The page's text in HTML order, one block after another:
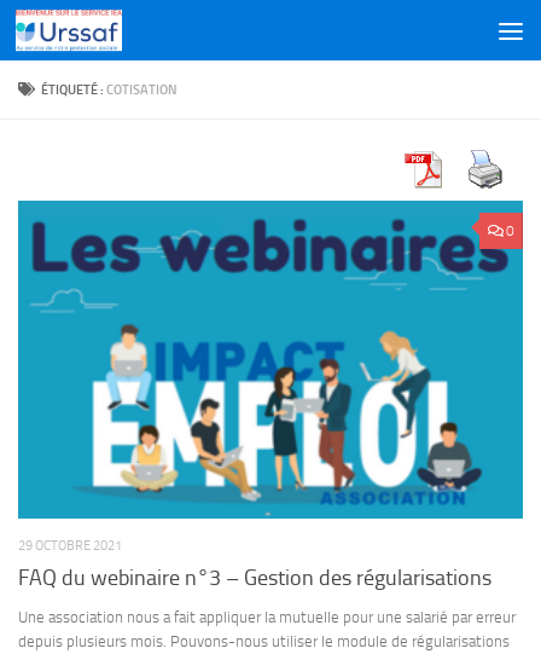
Skip to content
ÉTIQUETÉ :COTISATION
0
29 OCTOBRE 2021
FAQ du webinaire n°3 – Gestion des régularisations
Une association nous a fait appliquer la mutuelle pour une salarié par erreur
depuis plusieurs mois. Pouvons-nous utiliser le module de régularisations